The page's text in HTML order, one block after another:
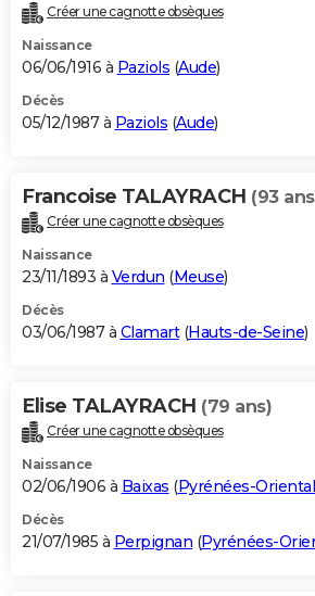
Créer une cagnotte obsèques
Naissance
06/06/1916 à Paziols (Aude)
Décès
05/12/1987 à Paziols (Aude)
Francoise TALAYRACH (93
Créer une cagnotte obsèques
Naissance
23/11/1893 à Verdun (Meuse)
Décès
03/06/1987 à Clamart(Hauts-de-Seine)
Elise TALAYRACH (79 ans)
Créer une cagnotte obsèques
Naissance
02/06/1906 à Baixas (Pyrénées-
Décès
21/07/1985 à Perpignan (Pyrénées-